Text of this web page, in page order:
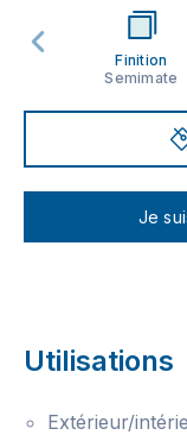
Finition
Semimate
Je
Utilisations
Extérieur/